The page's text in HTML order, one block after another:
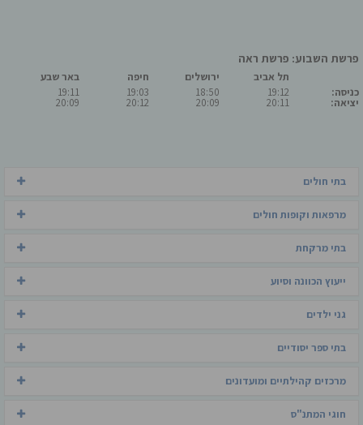
פרשת השבוע: פרשת ראה
כניסה:
יציאה:
תל אביב
19:12
20:11
ירושלים
18:50
20:09
חיפה
19:03
20:12
באר שבע
19:11
20:09
בתי חולים
מרפאות וקופות חולים
בתי מרקחת
ייעוץ הכוונה וסיוע
גני ילדים
בתי ספר יסודיים
מרכזים קהילתיים ומועדונים
חוגי המתנ"ס